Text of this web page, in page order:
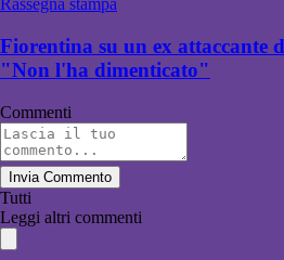
Rassegna stampa
Fiorentina su un ex attaccante
"Non l'ha dimenticato"
Commenti
Invia Commento
Tutti
Leggi altri commenti